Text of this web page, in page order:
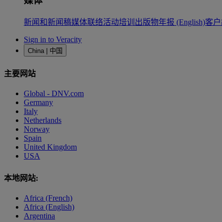
新闻和新闻稿媒体联络活动培训 出版物年报 (English)客
Sign in to Veracity
China | 中国
主要网站
Global - DNV.com
Germany
Italy
Netherlands
Norway
Spain
United Kingdom
USA
本地网站:
Africa (French)
Africa (English)
Argentina